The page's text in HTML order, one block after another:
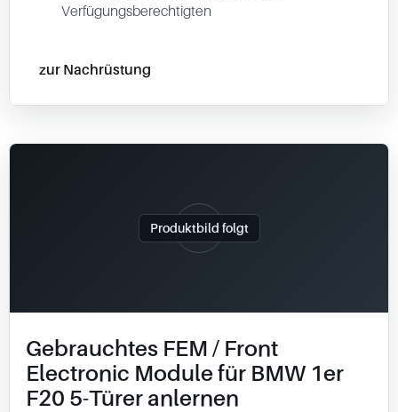
Verfügungsberechtigten
zur Nachrüstung
Produktbild folgt
Gebrauchtes FEM / Front
Electronic Module für BMW 1er
F20 5-Türer anlernen